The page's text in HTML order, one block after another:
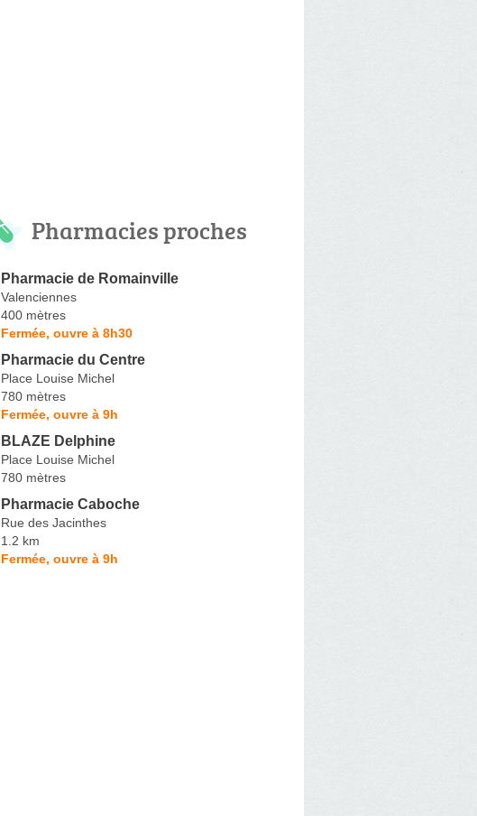
Pharmacies proches
Pharmacie de Romainville
Valenciennes
400 mètres
Fermée, ouvre à 8h30
Pharmacie du Centre
Place Louise Michel
780 mètres
Fermée, ouvre à 9h
BLAZE Delphine
Place Louise Michel
780 mètres
Pharmacie Caboche
Rue des Jacinthes
1.2 km
Fermée, ouvre à 9h